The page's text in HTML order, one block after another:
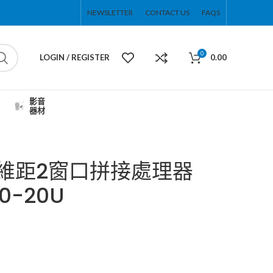
NEWSLETTER CONTACT US FAQS
LOGIN / REGISTER 0 0.00
影音
器材
距2窗口拼接處理器
20U